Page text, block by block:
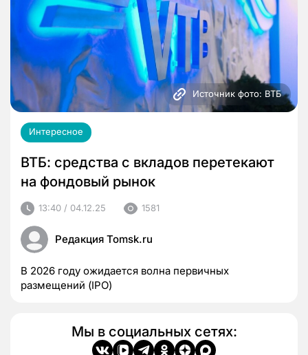
Источник фото: ВТБ
Интересное
ВТБ: средства с вкладов перетекают
на фондовый рынок
13:40 / 04.12.25 1581
Редакция Tomsk.ru
В 2026 году ожидается волна первичных
размещений (IPO)
Мы в социальных сетях: